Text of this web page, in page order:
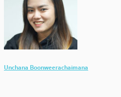
Unchana Boonweerachaimana